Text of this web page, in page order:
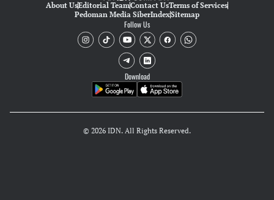
About UsEditorial TeamContact UsTerms of Services
Pedoman Media SiberIndexSitemap
Follow Us
Download
© 2026 IDN. All Rights Reserved.